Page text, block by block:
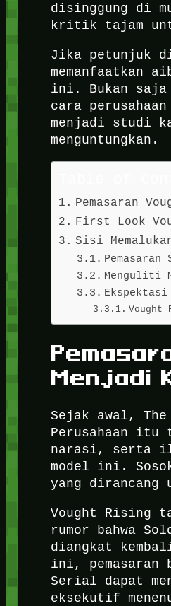
disinggung di
kritik tajam
Jika petunjuk
memanfaatkan
ini. Bukan saja
cara
menjadi studi
menguntungkan.
Pemasaran
First Look
Sisi
Menguliti
Vought
Menjadi
Sejak awal, The
Perusahaan itu
narasi, serta
model ini.
yang
Vought Rising
rumor bahwa
diangkat
ini, pemasaran
Serial dapat
eksekutif